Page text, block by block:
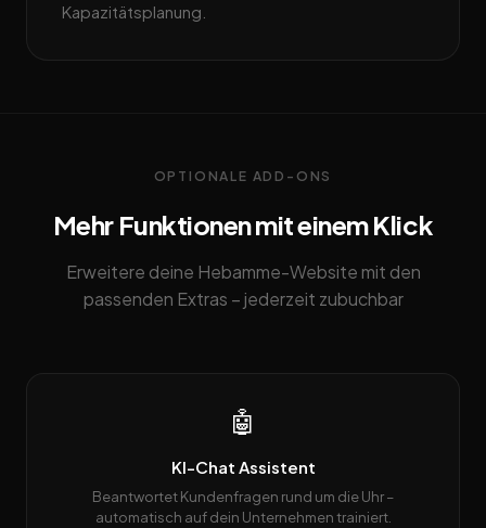
Kapazitätsplanung.
OPTIONALE ADD-ONS
Mehr Funktionen mit einem Klick
Erweitere deine Hebamme-Website mit den
passenden Extras – jederzeit zubuchbar
🤖
KI-Chat Assistent
Beantwortet Kundenfragen rund um die Uhr –
automatisch auf dein Unternehmen trainiert.